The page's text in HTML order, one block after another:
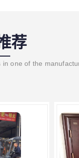
荐
one of the